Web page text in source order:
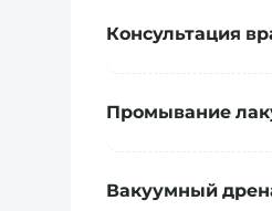
Консультация
Промывание
Вакуумный